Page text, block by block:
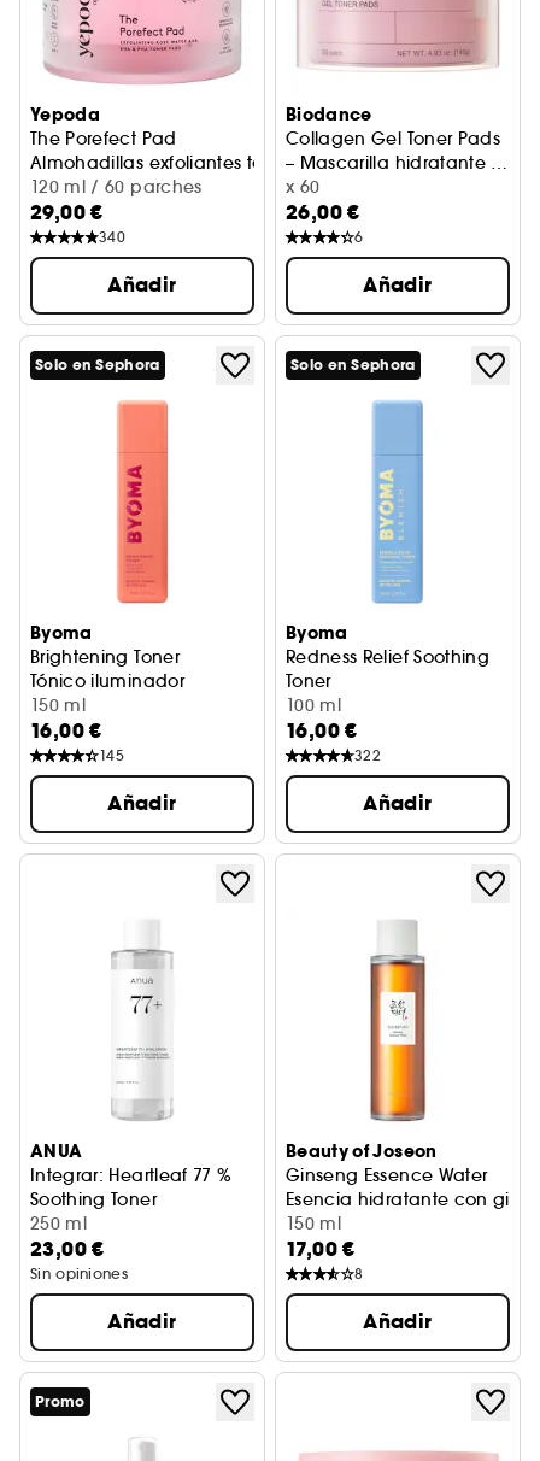
Yepoda
The Porefect Pad
Almohadillas exfoliantes tonificantes AHA, BHA, PHA
120 ml / 60 parches
29,00 €
340
Añadir
Biodance
Collagen Gel Toner Pads
– Mascarilla hidratante y
calmante
x 60
26,00 €
6
Añadir
Solo en Sephora
Byoma
Brightening Toner
Tónico iluminador
150 ml
16,00 €
145
Añadir
Solo en Sephora
Byoma
Redness Relief Soothing
Toner
Tónico calmante antirojeces
100 ml
16,00 €
322
Añadir
ANUA
Integrar: Heartleaf 77 %
Soothing Toner
Tónico calmante e hidratante
250 ml
23,00 €
Sin opiniones
Añadir
Beauty of Joseon
Ginseng Essence Water
Esencia hidratante con
150 ml
17,00 €
8
Añadir
Promo